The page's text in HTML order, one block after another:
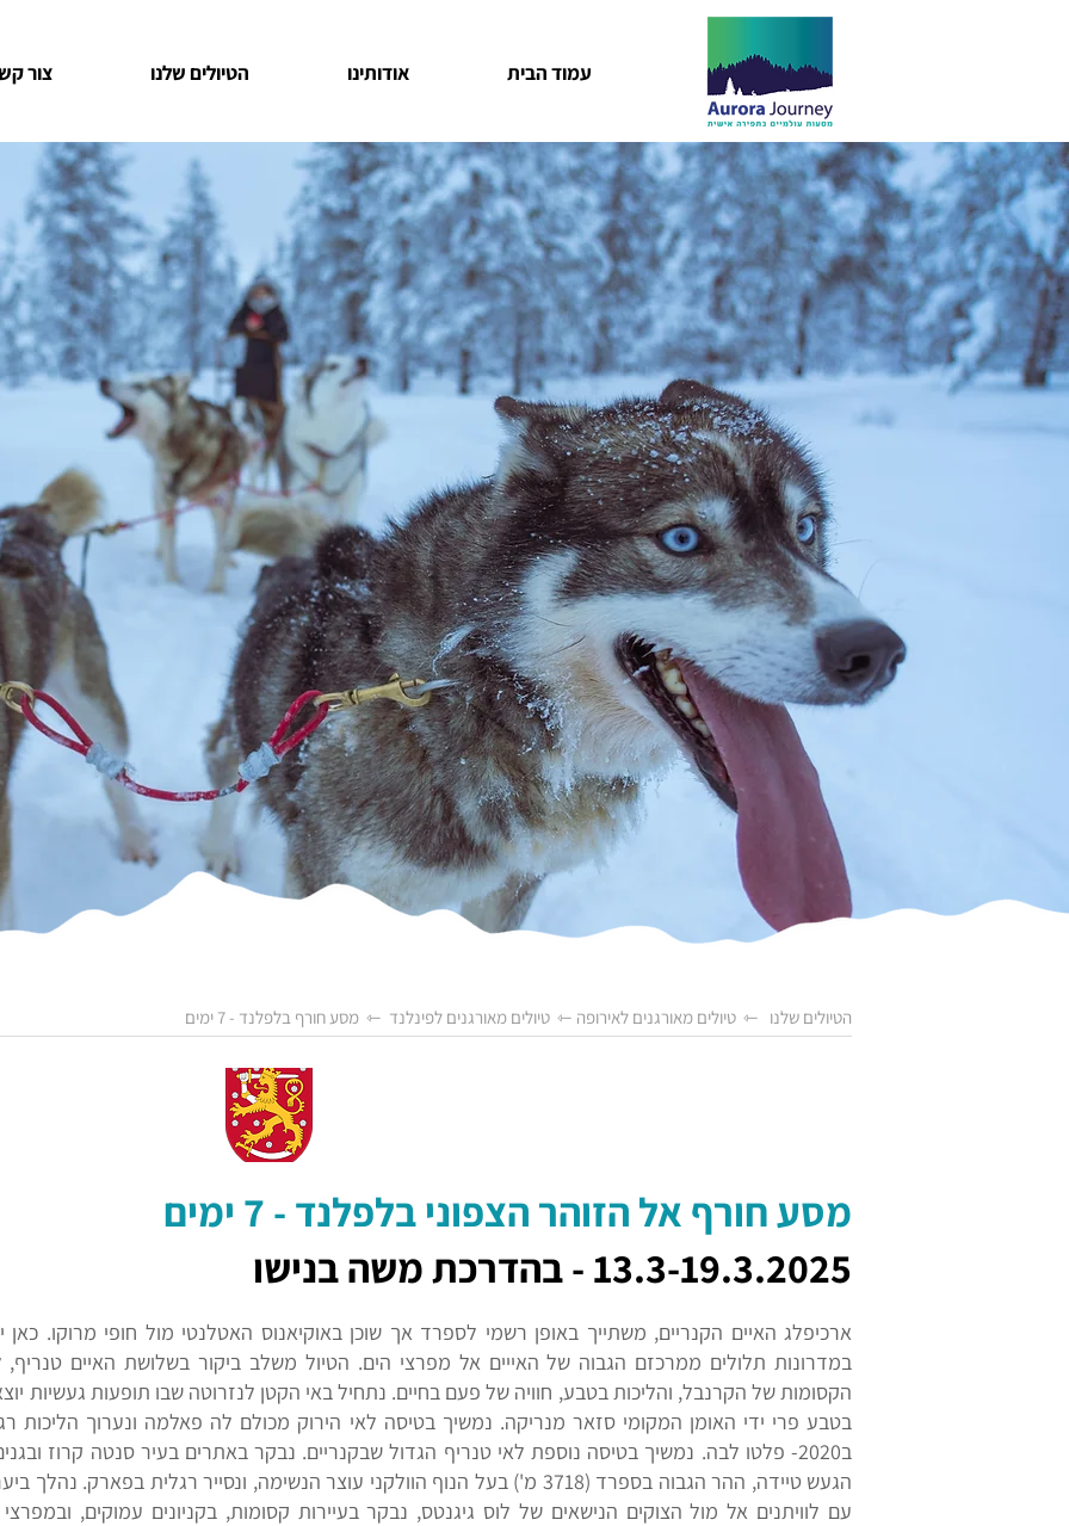
עמוד הבית אודותינו הטיולים שלנו צור
הטיולים שלנו ⇽ טיולים מאורגנים לאירופה ⇽ טיולים מאורגנים לפינלנד ⇽ מסע חורף בלפלנד - 7 ימים
מסע חורף אל הזוהר הצפוני בלפלנד - 7 ימים
13.3-19.3.2025 - בהדרכת משה בנישו
ארכיפלג האיים הקנריים, משתייך באופן רשמי לספרד אך שוכן באוקיאנוס האטלנטי מול חופי מרוקו. כאן
במדרונות תלולים ממרכזם הגבוה של האייים אל מפרצי הים. הטיול משלב ביקור בשלושת האיים
הקסומות של הקרנבל, והליכות בטבע, חוויה של פעם בחיים. נתחיל באי הקטן לנזרוטה שבו תופעות געשיות
בטבע פרי ידי האומן המקומי סזאר מנריקה. נמשיך בטיסה לאי הירוק מכולם לה פאלמה ונערוך הליכות
ב2020- פלטו לבה. נמשיך בטיסה נוספת לאי טנריף הגדול שבקנריים. נבקר באתרים בעיר סנטה קרוז
הגעש טיידה, ההר הגבוה בספרד (3718 מ') בעל הנוף הוולקני עוצר הנשימה, ונסייר רגלית
עם לוויתנים אל מול הצוקים הנישאים של לוס גיגנטס, נבקר בעיירות קסומות, בקניונים עמוקים,